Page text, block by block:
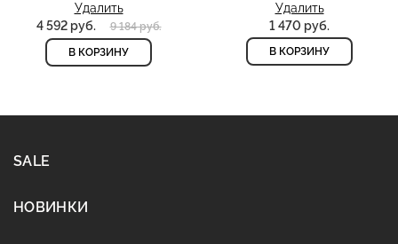
Удалить
4 592 руб.
9 184 руб.
В КОРЗИНУ
Удалить
1 470 руб.
В КОРЗИНУ
SALE
НОВИНКИ